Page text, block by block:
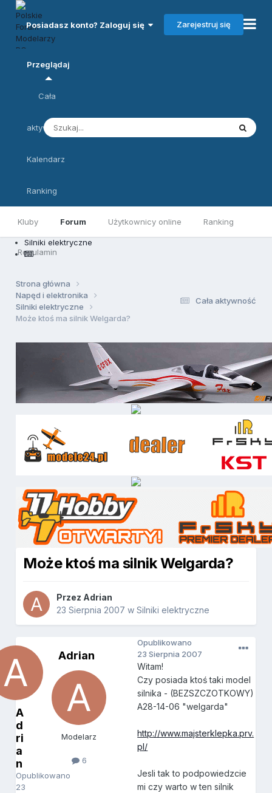
Posiadasz konto? Zaloguj się Zarejestruj się
Przeglądaj
Kluby Forum Użytkownicy online Ranking
Regulamin
Cała
aktywność
Kalendarz
Ranking
Silniki elektryczne
Cała aktywność
Strona główna
Napęd i elektronika
Silniki elektryczne
Może ktoś ma silnik Welgarda?
Może ktoś ma silnik Welgarda?
Przez Adrian
23 Sierpnia 2007 wSilniki elektryczne
A
d
ri
a
n
Opublikowano
23
Adrian
Modelarz
6
Opublikowano
23 Sierpnia 2007
Witam!
Czy posiada ktoś taki model
silnika - (BEZSZCZOTKOWY)
A28-14-06 "welgarda"
http://www.majsterklepka.prv.
pl/
Jesli tak to podpowiedzcie
mi czy warto w ten silnik